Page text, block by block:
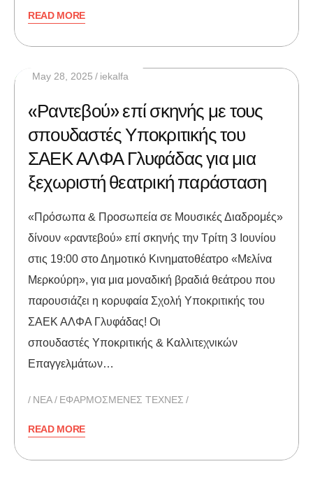
READ MORE
May 28, 2025 iekalfa
«Ραντεβού» επί σκηνής με τους
σπουδαστές Υποκριτικής του
ΣΑΕΚ ΑΛΦΑ Γλυφάδας για μια
ξεχωριστή θεατρική παράσταση
«Πρόσωπα & Προσωπεία σε Μουσικές Διαδρομές»
δίνουν «ραντεβού» επί σκηνής την Τρίτη 3 Ιουνίου
στις 19:00 στο Δημοτικό Κινηματοθέατρο «Μελίνα
Μερκούρη», για μια μοναδική βραδιά θεάτρου που
παρουσιάζει η κορυφαία Σχολή Υποκριτικής του
ΣΑΕΚ ΑΛΦΑ Γλυφάδας! Οι
σπουδαστές Υποκριτικής & Καλλιτεχνικών
Επαγγελμάτων…
NEA ΕΦΑΡΜΟΣΜΕΝΕΣ ΤΕΧΝΕΣ
READ MORE